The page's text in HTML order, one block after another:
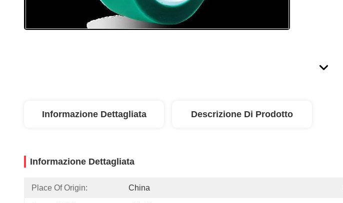
Informazione Dettagliata Descrizione Di Prodotto
Informazione Dettagliata
Place Of Origin: China